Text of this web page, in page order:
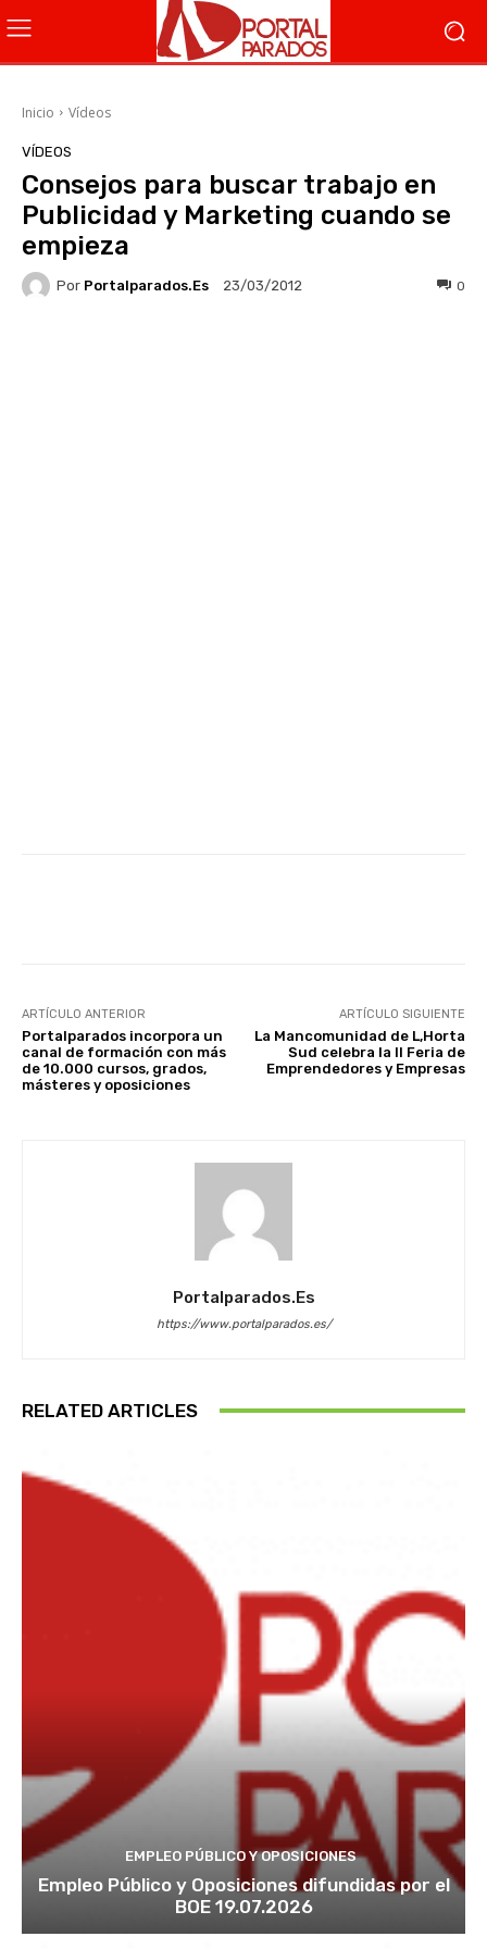
Inicio Vídeos
VÍDEOS
Consejos para buscar trabajo en
Publicidad y Marketing cuando se
empieza
Por Portalparados.es 23/03/2012 0
ARTÍCULO ANTERIOR
Portalparados incorpora un
canal de formación con más
de 10.000 cursos, grados,
másteres y oposiciones
ARTÍCULO SIGUIENTE
La Mancomunidad de L,Horta
Sud celebra la II Feria de
Emprendedores y Empresas
Portalparados.es
https://www.portalparados.es/
RELATED ARTICLES
EMPLEO PÚBLICO Y OPOSICIONES
Empleo Público y Oposiciones difundidas por el
BOE 19.07.2026